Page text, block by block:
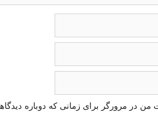
من در مرورگر برای زمانی که دوباره